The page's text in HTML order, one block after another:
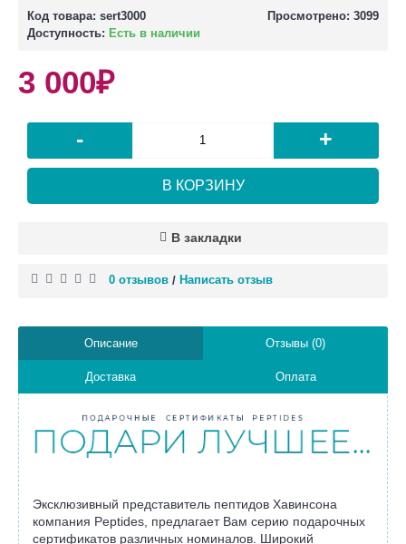
Просмотрено: 3099
Код товара: sert3000
Доступность: Есть в наличии
3 000₽
- +
В КОРЗИНУ
В закладки
0 отзывов / Написать отзыв
Описание Отзывы (0)
Доставка Оплата
Эксклюзивный представитель пептидов Хавинсона
компания Peptides, предлагает Вам серию подарочных
сертификатов различных номиналов. Широкий